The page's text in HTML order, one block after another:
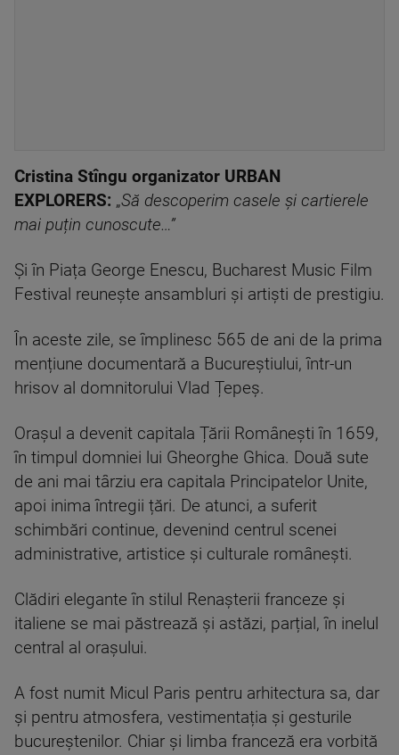
Cristina Stîngu organizator URBAN
EXPLORERS: „Să descoperim casele și cartierele
mai puțin cunoscute…”
Și în Piața George Enescu, Bucharest Music Film
Festival reunește ansambluri și artiști de prestigiu.
În aceste zile, se împlinesc 565 de ani de la prima
mențiune documentară a Bucureștiului, într-un
hrisov al domnitorului Vlad Țepeș.
Orașul a devenit capitala Țării Românești în 1659,
în timpul domniei lui Gheorghe Ghica. Două sute
de ani mai târziu era capitala Principatelor Unite,
apoi inima întregii țări. De atunci, a suferit
schimbări continue, devenind centrul scenei
administrative, artistice și culturale românești.
Clădiri elegante în stilul Renașterii franceze și
italiene se mai păstrează și astăzi, parțial, în inelul
central al orașului.
A fost numit Micul Paris pentru arhitectura sa, dar
și pentru atmosfera, vestimentația și gesturile
bucureștenilor. Chiar și limba franceză era vorbită